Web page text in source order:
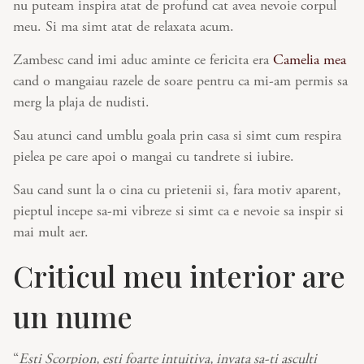
nu puteam inspira atat de profund cat avea nevoie corpul
meu. Si ma simt atat de relaxata acum.
Zambesc cand imi aduc aminte ce fericita eraCamelia mea
cand o mangaiau razele de soare pentru ca mi-am permis sa
merg la plaja de nudisti.
Sau atunci cand umblu goala prin casa si simt cum respira
pielea pe care apoi o mangai cu tandrete si iubire.
Sau cand sunt la o cina cu prietenii si, fara motiv aparent,
pieptul incepe sa-mi vibreze si simt ca e nevoie sa inspir si
mai mult aer.
Criticul meu interior are
un nume
“Esti Scorpion, esti foarte intuitiva, invata sa-ti asculti